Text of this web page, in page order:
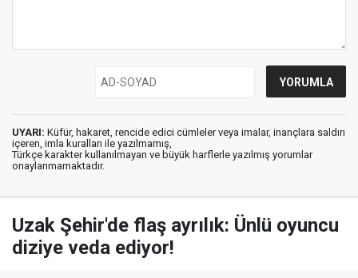
UYARI: Küfür, hakaret, rencide edici cümleler veya imalar, inançlara saldırı
içeren, imla kuralları ile yazılmamış,
Türkçe karakter kullanılmayan ve büyük harflerle yazılmış yorumlar
onaylanmamaktadır.
Uzak Şehir'de flaş ayrılık: Ünlü oyuncu
diziye veda ediyor!